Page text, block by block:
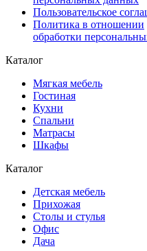
Пользовательское
Политика в отношении
обработки
Каталог
Мягкая мебель
Гостиная
Кухни
Спальни
Матрасы
Шкафы
Каталог
Детская мебель
Прихожая
Столы и стулья
Офис
Дача